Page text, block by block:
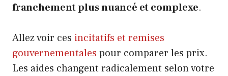
franchement plus nuancé et complexe.
Allez voir ces incitatifs et remises
gouvernementales pour comparer les prix.
Les aides changent radicalement selon votre